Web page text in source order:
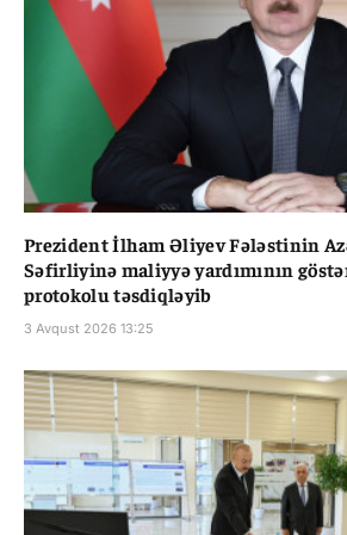
Prezident İlham Əliyev Fələstinin
Səfirliyinə maliyyə yardımının
protokolu təsdiqləyib
3 Avqust 2026 13:25